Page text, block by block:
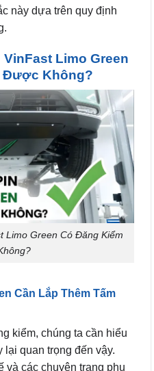
này dựa trên quy định
Limo Green
Được Không?
Limo Green Có Đăng Kiểm
Cần Lắp Thêm Tấm
kiểm, chúng ta cần hiểu
lại quan trọng đến vậy.
và các chuyên trang phụ